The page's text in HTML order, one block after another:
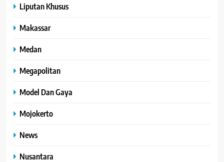
Liputan Khusus
Makassar
Medan
Megapolitan
Model Dan Gaya
Mojokerto
News
Nusantara